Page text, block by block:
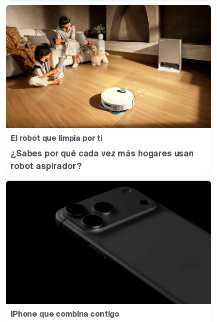
El robot que limpia por ti
¿Sabes por qué cada vez más hogares usan
robot aspirador?
iPhone que combina contigo